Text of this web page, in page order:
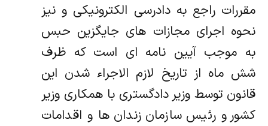
مقررات راجع به دادرسی الکترونیکی و نیز
نحوه اجرای مجازات های جایگزین حبس
به موجب آیین‏ نامه‏ ای است که ظرف
شش ماه از تاریخ لازم الاجراء شدن این
قانون توسط وزیر دادگستری با همکاری وزیر
کشور و رئیس سازمان زندان ها و اقدامات